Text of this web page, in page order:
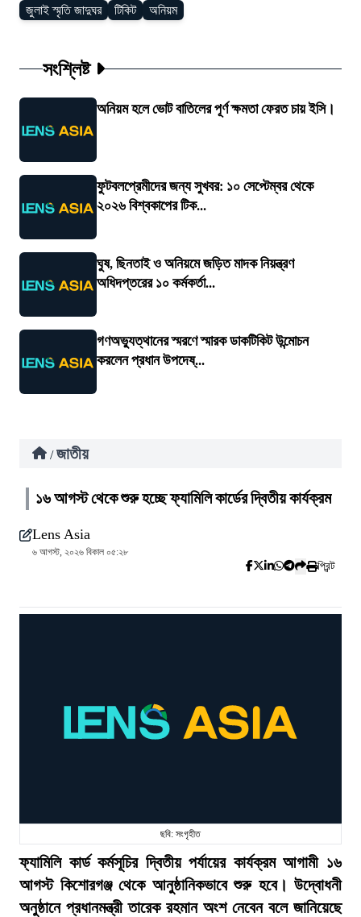
জুলাই স্মৃতি জাদুঘর টিকিট অনিয়ম
সংশ্লিষ্ট
অনিয়ম হলে ভোট বাতিলের পূর্ণ ক্ষমতা ফেরত চায় ইসি।
ফুটবলপ্রেমীদের জন্য সুখবর: ১০ সেপ্টেম্বর থেকে
২০২৬ বিশ্বকাপের টিক...
ঘুষ, ছিনতাই ও অনিয়মে জড়িত মাদক নিয়ন্ত্রণ
অধিদপ্তরের ১০ কর্মকর্তা...
গণঅভ্যুত্থানের স্মরণে স্মারক ডাকটিকিট উন্মোচন
করলেন প্রধান উপদেষ্...
/ জাতীয়
১৬ আগস্ট থেকে শুরু হচ্ছে ফ্যামিলি কার্ডের দ্বিতীয় কার্যক্রম
Lens Asia
৬ আগস্ট, ২০২৬ বিকাল ০৫:২৮
প্রিন্ট
ছবি: সংগৃহীত
ফ্যামিলি কার্ড কর্মসূচির দ্বিতীয় পর্যায়ের কার্যক্রম আগামী ১৬
আগস্ট কিশোরগঞ্জ থেকে আনুষ্ঠানিকভাবে শুরু হবে। উদ্বোধনী
অনুষ্ঠানে প্রধানমন্ত্রী তারেক রহমান অংশ নেবেন বলে জানিয়েছে